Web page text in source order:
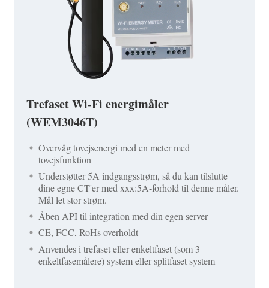
Trefaset Wi-Fi energimåler
(WEM3046T)
Overvåg tovejsenergi med en meter med
tovejsfunktion
Understøtter 5A indgangsstrøm, så du kan tilslutte
dine egne CT'er med xxx:5A-forhold til denne måler.
Mål let stor strøm.
Åben API til integration med din egen server
CE, FCC, RoHs overholdt
Anvendes i trefaset eller enkeltfaset (som 3
enkeltfasemålere) system eller splitfaset system